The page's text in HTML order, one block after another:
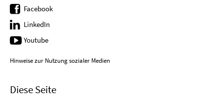
Facebook
LinkedIn
Youtube
Hinweise zur Nutzung sozialer Medien
Diese Seite